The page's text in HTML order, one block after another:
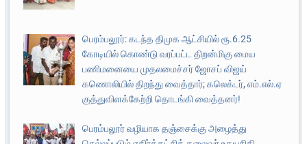
பெரம்பலூர்: கடந்த திமுக ஆட்சியில் ரூ.6.25
கோடியில் கொண்டு வரப்பட்ட திறன்மிகு மைய
பணிமனையை முதலமைச்சர் ஜோசப் விஜய்
கணொலியில் திறந்து வைத்தார்; கலெக்டர், எம்.எல்.ஏ
குத்துவிளக்கேற்றி தொடங்கி வைத்தனர்!
பெரம்பலூர் வழியாக தஞ்சைக்கு அழைத்து